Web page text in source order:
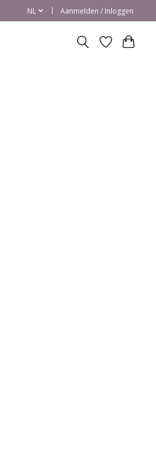
NL Aanmelden / Inloggen